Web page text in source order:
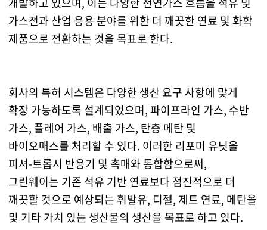
가스전과 산업 응용 분야를 위한 더 깨끗한 연료 및 화학
제품으로 전환하는 것을 목표로 한다.
회사의 특허 시스템은 다양한 생산 요구 사항에 맞게
확장 가능하도록 설계되었으며, 파이프라인 가스, 수반
가스, 플레어 가스, 배출 가스, 탄층 메탄 및
바이오매스를 처리할 수 있다. 이러한 리포머 유닛을
피셔-트롭시 반응기 및 촉매와 통합함으로써,
그린웨이는 기존 석유 기반 연료보다 점진적으로 더
깨끗할 것으로 예상되는 휘발유, 디젤, 제트 연료, 메탄올
및 기타 가치 있는 생산물의 생산을 목표로 하고 있다.